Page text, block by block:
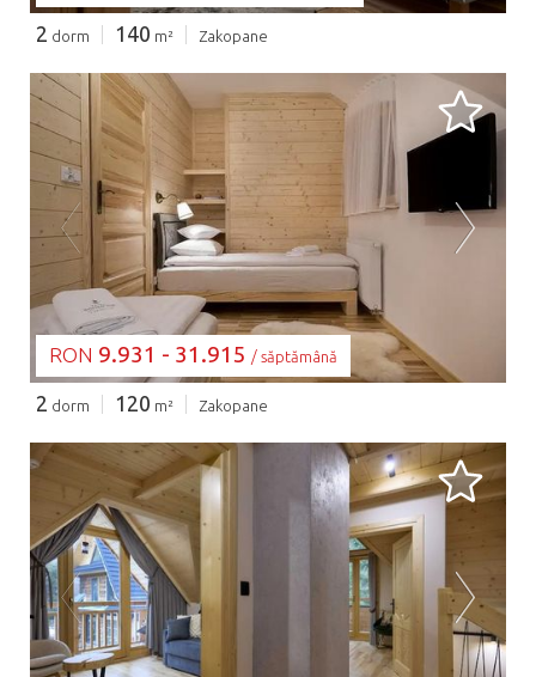
2 dorm 140 m² Zakopane
SE ÎNCARCĂ...
RON 9.931 - 31.915 / săptămână
2 dorm 120 m² Zakopane
SE ÎNCARCĂ...